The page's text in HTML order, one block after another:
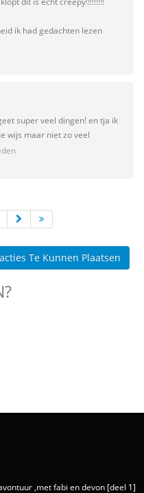
ik had gedachten lezen
super veel dingen! en tja ik
wijs maar niet zo veel
Te Kunnen Plaatsen
,met fabi en devon [deel 1]